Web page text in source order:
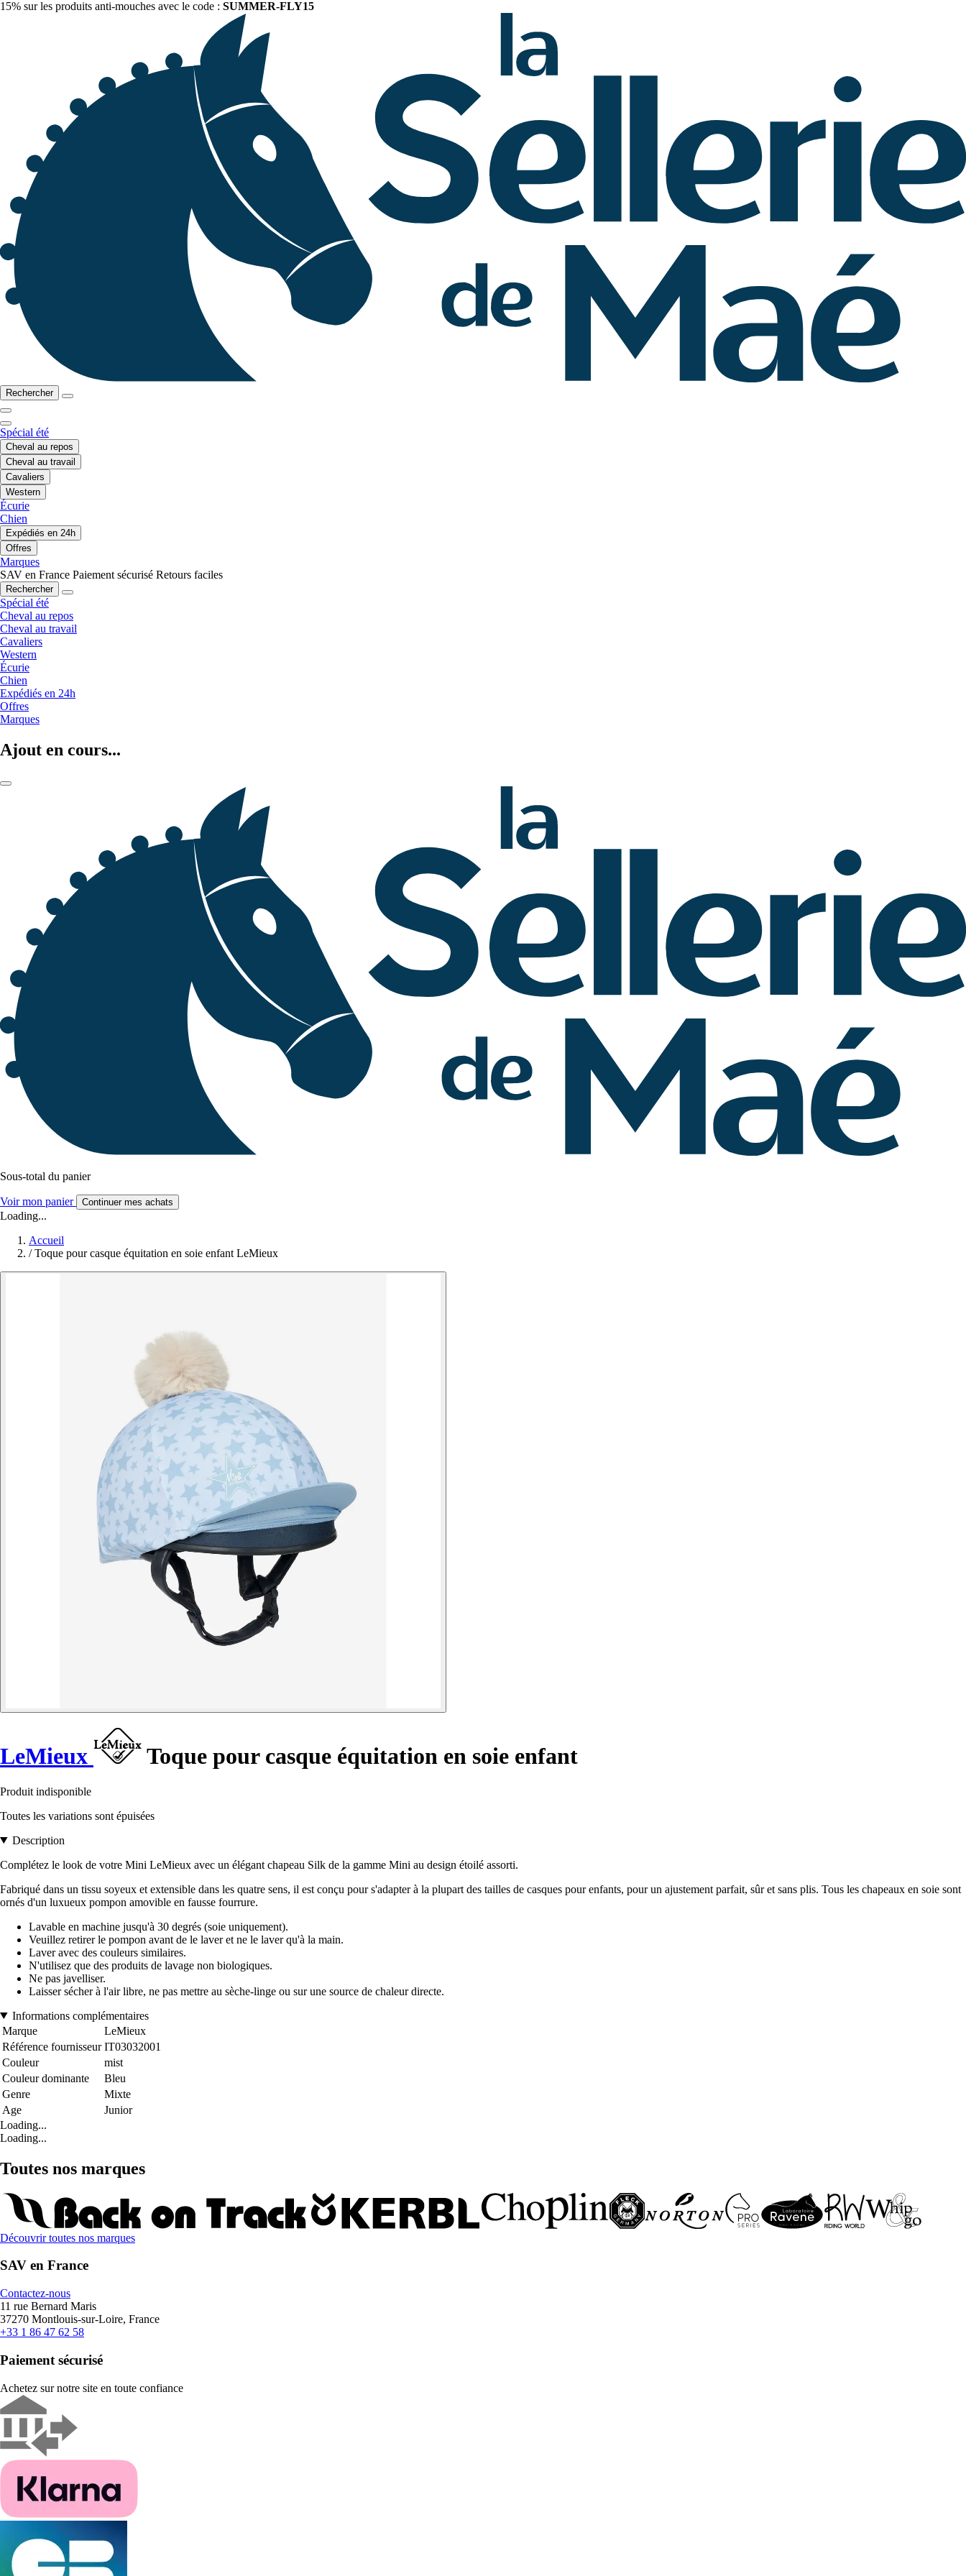
15% sur les produits anti-mouches avec le code : SUMMER-FLY15
Rechercher
Spécial été
Cheval au repos
Cheval au travail
Cavaliers
Western
Écurie
Chien
Expédiés en 24h
Offres
Marques
SAV en France Paiement sécurisé Retours faciles
Rechercher
Spécial été
Cheval au repos
Cheval au travail
Cavaliers
Western
Écurie
Chien
Expédiés en 24h
Offres
Marques
Ajout en cours...
Sous-total du panier
Voir mon panier Continuer mes achats
Loading...
Accueil
/ Toque pour casque équitation en soie enfant LeMieux
LeMieux Toque pour casque équitation en soie enfant
Produit indisponible
Toutes les variations sont épuisées
Description
Complétez le look de votre Mini LeMieux avec un élégant chapeau Silk de la gamme Mini au design étoilé assorti.
Fabriqué dans un tissu soyeux et extensible dans les quatre sens, il est conçu pour s'adapter à la plupart des tailles de casques pour enfants, pour un ajustement parfait, sûr et sans plis. Tous les chapeaux en soie sont
ornés d'un luxueux pompon amovible en fausse fourrure.
Lavable en machine jusqu'à 30 degrés (soie uniquement).
Veuillez retirer le pompon avant de le laver et ne le laver qu'à la main.
Laver avec des couleurs similaires.
N'utilisez que des produits de lavage non biologiques.
Ne pas javelliser.
Laisser sécher à l'air libre, ne pas mettre au sèche-linge ou sur une source de chaleur directe.
Informations complémentaires
Marque
LeMieux
Référence fournisseur IT03032001
Couleur
mist
Couleur dominante
Bleu
Genre
Mixte
Age
Junior
Loading...
Loading...
Toutes nos marques
Découvrir toutes nos marques
SAV en France
Contactez-nous
11 rue Bernard Maris
37270 Montlouis-sur-Loire, France
+33 1 86 47 62 58
Paiement sécurisé
Achetez sur notre site en toute confiance